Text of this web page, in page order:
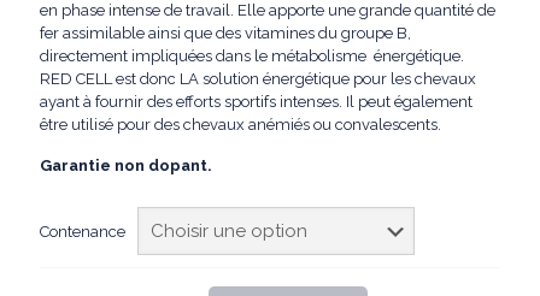
en phase intense de travail. Elle apporte une grande quantité de
fer assimilable ainsi que des vitamines du groupe B,
directement impliquées dans le métabolisme énergétique.
RED CELL est donc LA solution énergétique pour les chevaux
ayant à fournir des efforts sportifs intenses. Il peut également
être utilisé pour des chevaux anémiés ou convalescents.
Garantie non dopant.
Contenance